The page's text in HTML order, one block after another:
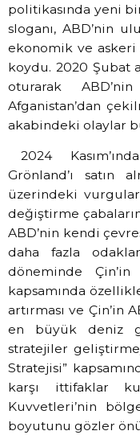
politikasında yeni
sloganı, ABD’nin
ekonomik ve askeri
koydu. 2020 Şubat
oturarak
Afganistan’dan
akabindeki olaylar
2024
Grönland’ı satın
üzerindeki
değiştirme
ABD’nin kendi
daha fazla
döneminde
kapsamında
artırması ve Çin’in
en büyük deniz
stratejiler
Stratejisi”
karşı ittifaklar
Kuvvetleri’nin
boyutunu gözler